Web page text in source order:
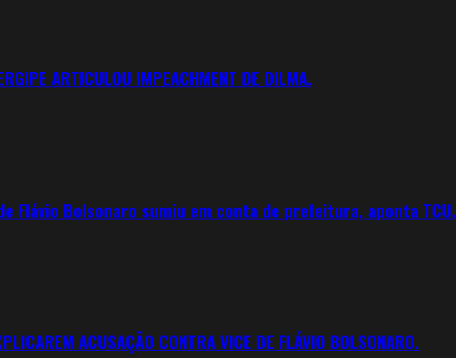
ARTICULOU IMPEACHMENT DE DILMA.
Flávio Bolsonaro sumiu em conta de prefeitura, aponta TCU.
ACUSAÇÃO CONTRA VICE DE FLÁVIO BOLSONARO.